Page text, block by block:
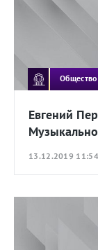
Общество
Евгений
13.12.2019 11:54